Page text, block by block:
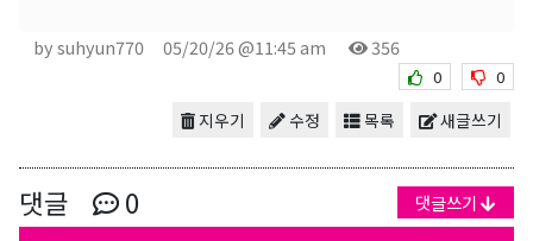
by suhyun770 05/20/26 @11:45 am 356
0 0
새글쓰기
목록
수정
지우기
댓글 0 댓글쓰기